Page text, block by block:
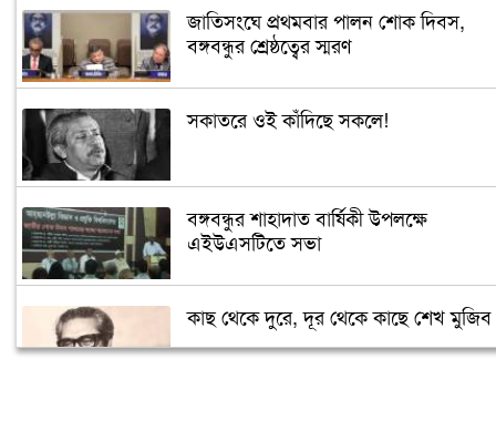
জাতিসংঘে প্রথমবার পালন শোক দিবস,
বঙ্গবন্ধুর শ্রেষ্ঠত্বের স্মরণ
সকাতরে ওই কাঁদিছে সকলে!
বঙ্গবন্ধুর শাহাদাত বার্ষিকী উপলক্ষে
এইউএসটিতে সভা
কাছ থেকে দুরে, দূর থেকে কাছে শেখ মুজিব